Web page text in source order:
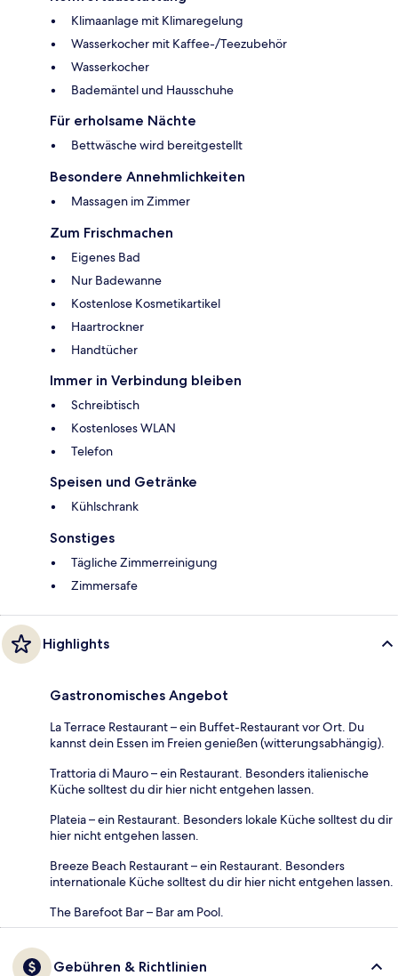
Klimaanlage mit Klimaregelung
Wasserkocher mit Kaffee-/Teezubehör
Wasserkocher
Bademäntel und Hausschuhe
Für erholsame Nächte
Bettwäsche wird bereitgestellt
Besondere Annehmlichkeiten
Massagen im Zimmer
Zum Frischmachen
Eigenes Bad
Nur Badewanne
Kostenlose Kosmetikartikel
Haartrockner
Handtücher
Immer in Verbindung bleiben
Schreibtisch
Kostenloses WLAN
Telefon
Speisen und Getränke
Kühlschrank
Sonstiges
Tägliche Zimmerreinigung
Zimmersafe
Highlights
Gastronomisches Angebot
La Terrace Restaurant – ein Buffet-Restaurant vor Ort. Du
kannst dein Essen im Freien genießen (witterungsabhängig).
Trattoria di Mauro – ein Restaurant. Besonders italienische
Küche solltest du dir hier nicht entgehen lassen.
Plateia – ein Restaurant. Besonders lokale Küche solltest du dir
hier nicht entgehen lassen.
Breeze Beach Restaurant – ein Restaurant. Besonders
internationale Küche solltest du dir hier nicht entgehen lassen.
The Barefoot Bar – Bar am Pool.
Gebühren & Richtlinien